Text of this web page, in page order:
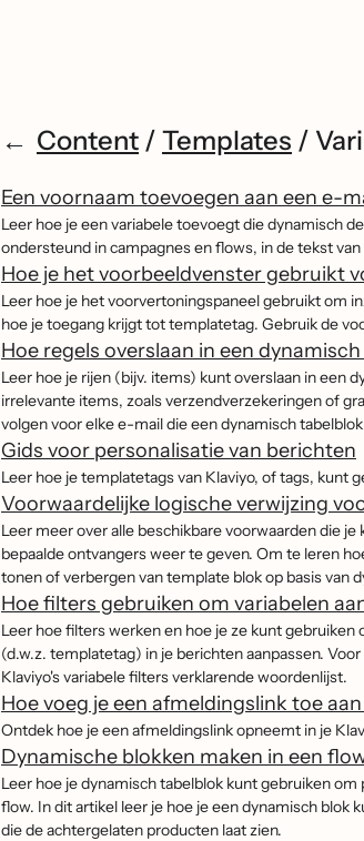
Content / Templates /
Een voornaam toevoegen aan een e-
Leer hoe je een variabele toevoegt die dynamisch
ondersteund in campagnes en flows, in de tekst
Hoe je het voorbeeldvenster gebruikt
Leer hoe je het voorvertoningspaneel gebruikt om
hoe je toegang krijgt tot templatetag. Gebruik de
Hoe regels overslaan in een
Leer hoe je rijen (bijv. items) kunt overslaan in een
irrelevante items, zoals verzendverzekeringen of
volgen voor elke e-mail die een dynamisch
Gids voor personalisatie van berichten
Leer hoe je templatetags van Klaviyo, of tags, kunt
Voorwaardelijke logische verwijzing
Leer meer over alle beschikbare voorwaarden die
bepaalde ontvangers weer te geven. Om te leren
tonen of verbergen van template blok op basis van
Hoe filters gebruiken om variabelen
Leer hoe filters werken en hoe je ze kunt
(d.w.z. templatetag) in je berichten aanpassen.
Klaviyo's variabele filters verklarende woordenlijst.
Hoe voeg je een afmeldingslink toe
Ontdek hoe je een afmeldingslink opneemt in je
Dynamische blokken maken in een
Leer hoe je dynamisch tabelblok kunt gebruiken
flow. In dit artikel leer je hoe je een dynamisch blok
die de achtergelaten producten laat zien.